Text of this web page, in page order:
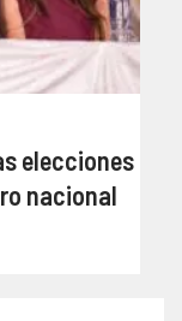
elecciones
nacional